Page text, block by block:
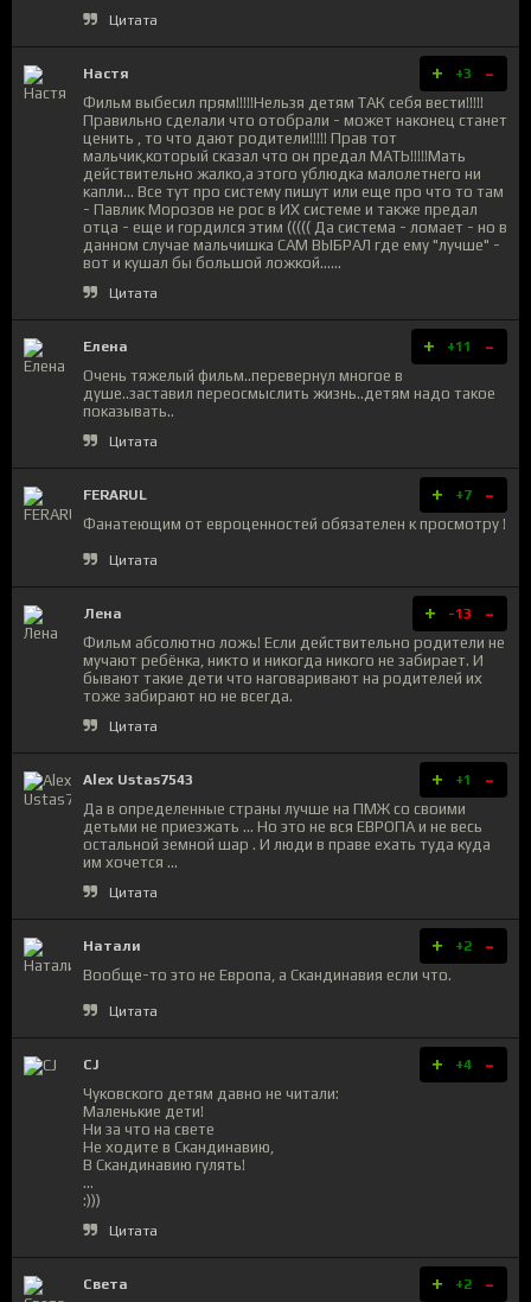
Цитата
Настя + +3 -
Фильм выбесил прям!!!!!Нельзя детям ТАК себя вести!!!!!
Правильно сделали что отобрали - может наконец станет
ценить , то что дают родители!!!!! Прав тот
мальчик,который сказал что он предал МАТЬ!!!!!Мать
действительно жалко,а этого ублюдка малолетнего ни
капли... Все тут про систему пишут или еще про что то там
- Павлик Морозов не рос в ИХ системе и также предал
отца - еще и гордился этим ((((( Да система - ломает - но в
данном случае мальчишка САМ ВЫБРАЛ где ему "лучше" -
вот и кушал бы большой ложкой......
Цитата
Елена + +11 -
Очень тяжелый фильм..перевернул многое в
душе..заставил переосмыслить жизнь..детям надо такое
показывать..
Цитата
FERARUL + +7 -
Фанатеющим от евроценностей обязателен к просмотру !
Цитата
Лена + -13 -
Фильм абсолютно ложь! Если действительно родители не
мучают ребёнка, никто и никогда никого не забирает. И
бывают такие дети что наговаривают на родителей их
тоже забирают но не всегда.
Цитата
Alex Ustas7543 + +1 -
Да в определенные страны лучше на ПМЖ со своими
детьми не приезжать ... Но это не вся ЕВРОПА и не весь
остальной земной шар . И люди в праве ехать туда куда
им хочется ...
Цитата
Натали + +2 -
Вообще-то это не Европа, а Скандинавия если что.
Цитата
CJ + +4 -
Чуковского детям давно не читали:
Маленькие дети!
Ни за что на свете
Не ходите в Скандинавию,
В Скандинавию гулять!
...
:)))
Цитата
Света + +2 -